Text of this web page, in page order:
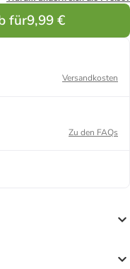
für9,99 €
Versandkosten
Zu den FAQs